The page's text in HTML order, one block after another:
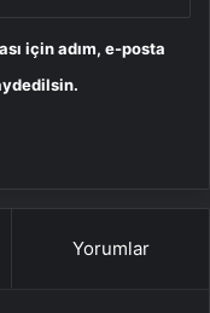
için adım, e-posta
Yorumlar